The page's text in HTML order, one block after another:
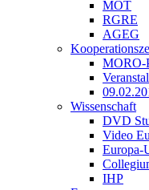
MOT
RGRE
AGEG
MORO-
Wissenschaft
DVD
Video
Europa-
IHP